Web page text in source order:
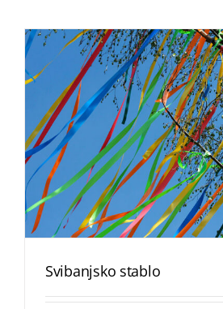
Svibanjsko stablo